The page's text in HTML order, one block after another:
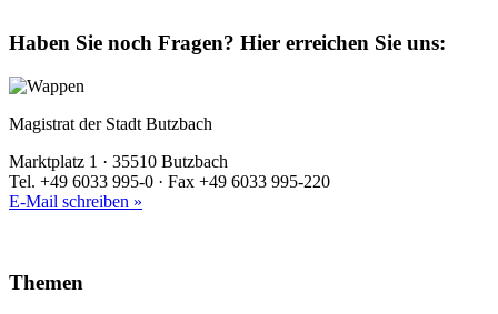
Haben Sie noch Fragen? Hier erreichen Sie uns:
Magistrat der Stadt Butzbach
Marktplatz 1 · 35510 Butzbach
Tel. +49 6033 995-0 · Fax +49 6033 995-220
E-Mail schreiben »
Themen